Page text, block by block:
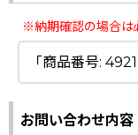
※納期確認の場合は
お問い合わせ内容